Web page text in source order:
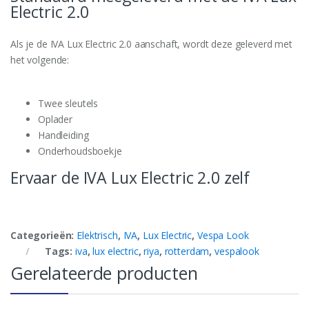
Electric 2.0
Als je de IVA Lux Electric 2.0 aanschaft, wordt deze geleverd met
het volgende:
Twee sleutels
Oplader
Handleiding
Onderhoudsboekje
Ervaar de IVA Lux Electric 2.0 zelf
Categorieën: Elektrisch, IVA, Lux Electric, Vespa Look
Tags:iva,lux electric,riya, rotterdam,vespalook
Gerelateerde producten